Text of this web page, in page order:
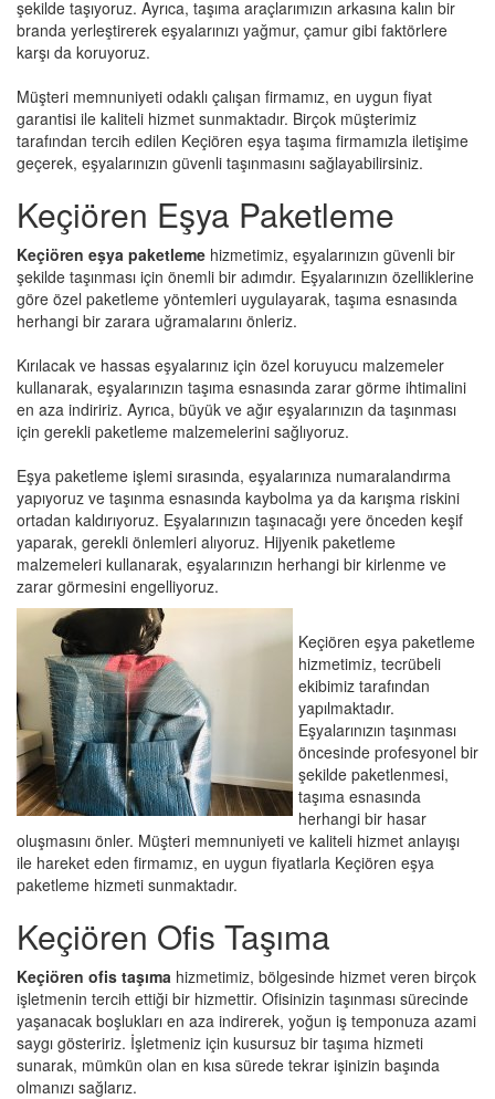
şekilde taşıyoruz. Ayrıca, taşıma araçlarımızın arkasına kalın bir
branda yerleştirerek eşyalarınızı yağmur, çamur gibi faktörlere
karşı da koruyoruz.
Müşteri memnuniyeti odaklı çalışan firmamız, en uygun fiyat
garantisi ile kaliteli hizmet sunmaktadır. Birçok müşterimiz
tarafından tercih edilen Keçiören eşya taşıma firmamızla iletişime
geçerek, eşyalarınızın güvenli taşınmasını sağlayabilirsiniz.
Keçiören Eşya Paketleme
Keçiören eşya paketleme hizmetimiz, eşyalarınızın güvenli bir
şekilde taşınması için önemli bir adımdır. Eşyalarınızın özelliklerine
göre özel paketleme yöntemleri uygulayarak, taşıma esnasında
herhangi bir zarara uğramalarını önleriz.
Kırılacak ve hassas eşyalarınız için özel koruyucu malzemeler
kullanarak, eşyalarınızın taşıma esnasında zarar görme ihtimalini
en aza indiririz. Ayrıca, büyük ve ağır eşyalarınızın da taşınması
için gerekli paketleme malzemelerini sağlıyoruz.
Eşya paketleme işlemi sırasında, eşyalarınıza numaralandırma
yapıyoruz ve taşınma esnasında kaybolma ya da karışma riskini
ortadan kaldırıyoruz. Eşyalarınızın taşınacağı yere önceden keşif
yaparak, gerekli önlemleri alıyoruz. Hijyenik paketleme
malzemeleri kullanarak, eşyalarınızın herhangi bir kirlenme ve
zarar görmesini engelliyoruz.
Keçiören eşya paketleme
hizmetimiz, tecrübeli
ekibimiz tarafından
yapılmaktadır.
Eşyalarınızın taşınması
öncesinde profesyonel bir
şekilde paketlenmesi,
taşıma esnasında
herhangi bir hasar
oluşmasını önler. Müşteri memnuniyeti ve kaliteli hizmet anlayışı
ile hareket eden firmamız, en uygun fiyatlarla Keçiören eşya
paketleme hizmeti sunmaktadır.
Keçiören Ofis Taşıma
Keçiören ofis taşıma hizmetimiz, bölgesinde hizmet veren birçok
işletmenin tercih ettiği bir hizmettir. Ofisinizin taşınması sürecinde
yaşanacak boşlukları en aza indirerek, yoğun iş temponuza azami
saygı gösteririz. İşletmeniz için kusursuz bir taşıma hizmeti
sunarak, mümkün olan en kısa sürede tekrar işinizin başında
olmanızı sağlarız.